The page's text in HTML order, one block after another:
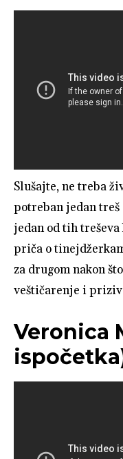
Slušajte, ne treba
potreban jedan treš
jedan od tih
priča o
za drugom nakon
veštičarenje i
Veronica